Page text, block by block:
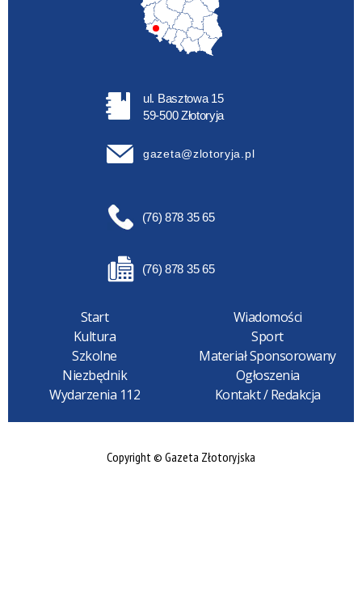
ul. Basztowa 15
59-500 Złotoryja
gazeta@zlotoryja.pl
(76) 878 35 65
(76) 878 35 65
Start
Wiadomości
Kultura
Sport
Szkolne
Materiał Sponsorowany
Niezbędnik
Ogłoszenia
Wydarzenia 112
Kontakt / Redakcja
Copyright © Gazeta Złotoryjska